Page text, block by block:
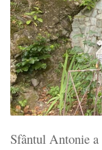
Sfântul Antonie